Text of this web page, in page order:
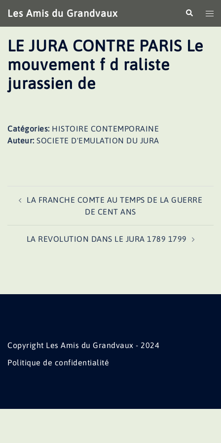
au
contenu
Les Amis du Grandvaux
le
LE JURA CONTRE PARIS Le
mouvement f d raliste
jurassien de
Catégories: HISTOIRE CONTEMPORAINE
Auteur: SOCIETE D'EMULATION DU JURA
d’article
LA FRANCHE COMTE AU TEMPS DE LA GUERRE
DE CENT ANS
LA REVOLUTION DANS LE JURA 1789 1799
Copyright Les Amis du Grandvaux - 2024
Politique de confidentialité